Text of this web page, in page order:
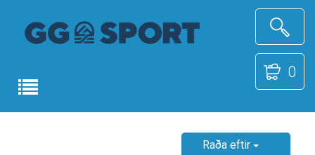
0
Raða eftir